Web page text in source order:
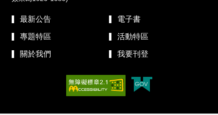
最新公告 電子書
專題特區 活動特區
關於我們 我要刊登